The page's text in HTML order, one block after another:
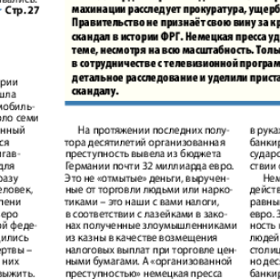
Давай
Домашний
ресторан
Европейский
меридиан
Зарубежные
записки